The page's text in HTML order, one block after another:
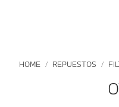
REPUESTOS